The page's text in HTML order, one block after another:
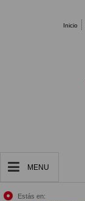
Inicio
MENU
Estás en: